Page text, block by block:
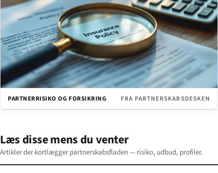
PARTNERRISIKO OG FORSIKRING FRA PARTNERSKABSDESKEN
Læs disse mens du venter
Artikler der kortlægger partnerskabsfladen — risiko, udbud, profiler.